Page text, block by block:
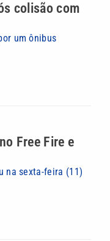
colisão com
um ônibus
Free Fire e
na sexta-feira (11)